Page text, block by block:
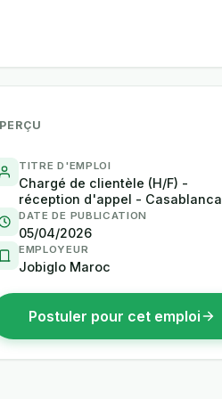
TITRE D'EMPLOI
Chargé de clientèle (H/F) -
réception d'appel - Casablanca
DATE DE PUBLICATION
05/04/2026
EMPLOYEUR
Jobiglo Maroc
Postuler pour cet emploi